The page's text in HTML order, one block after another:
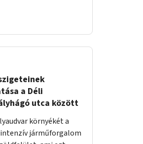
a Déli
utca között
járműforgalom